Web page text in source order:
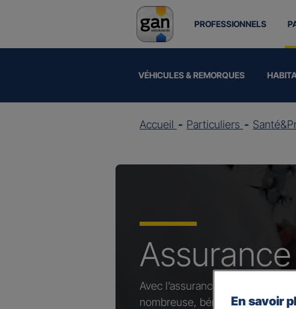
PROFESSIONNELS
VÉHICULES & REMORQUES
Accueil Particuliers
Assurance
Avec l’assurance
nombreuse, bénéficiez d’une
En savoir